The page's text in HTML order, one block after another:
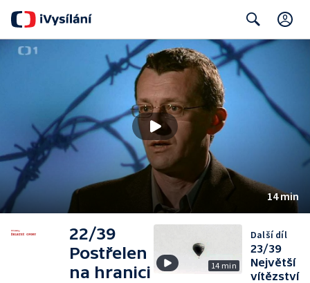
Search
14 min
22/39
Postřelen
na hranici
14 min
Další díl
23/39
Největší
vítězství